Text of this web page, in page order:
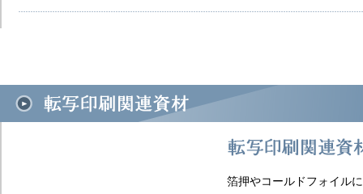
箔押やコールドフォイル